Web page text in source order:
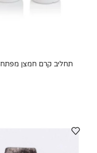
תחליב קרם חמצן מפתח 3%,6%,9%,12% – אוקטן פרל